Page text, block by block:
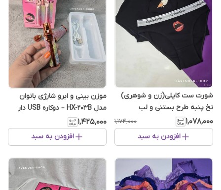
شورت ست کاپلی(زن و شوهری)
نخ پنبه طرح بستنی و لب
۱٬۰۷۸٬۰۰۰ ۱٬۱۷۴٬۰۰۰
افزودن به سبد
مو‌زن بینی و ابرو شارژی بانوان
مدل HX-203B – دوکاره USB دار
۱٬۴۲۵٬۰۰۰
افزودن به سبد